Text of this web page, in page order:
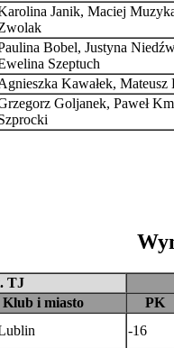
Janik, Maciej
Bobel, Justyna
Szeptuch
Kawałek, Mateusz
Goljanek, Paweł
TJ
Klub i miasto
PK
-16